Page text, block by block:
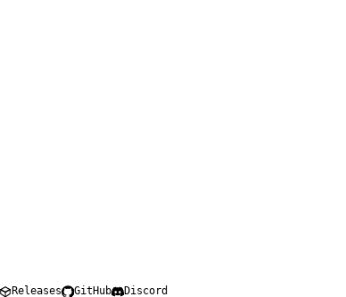
Releases GitHub Discord